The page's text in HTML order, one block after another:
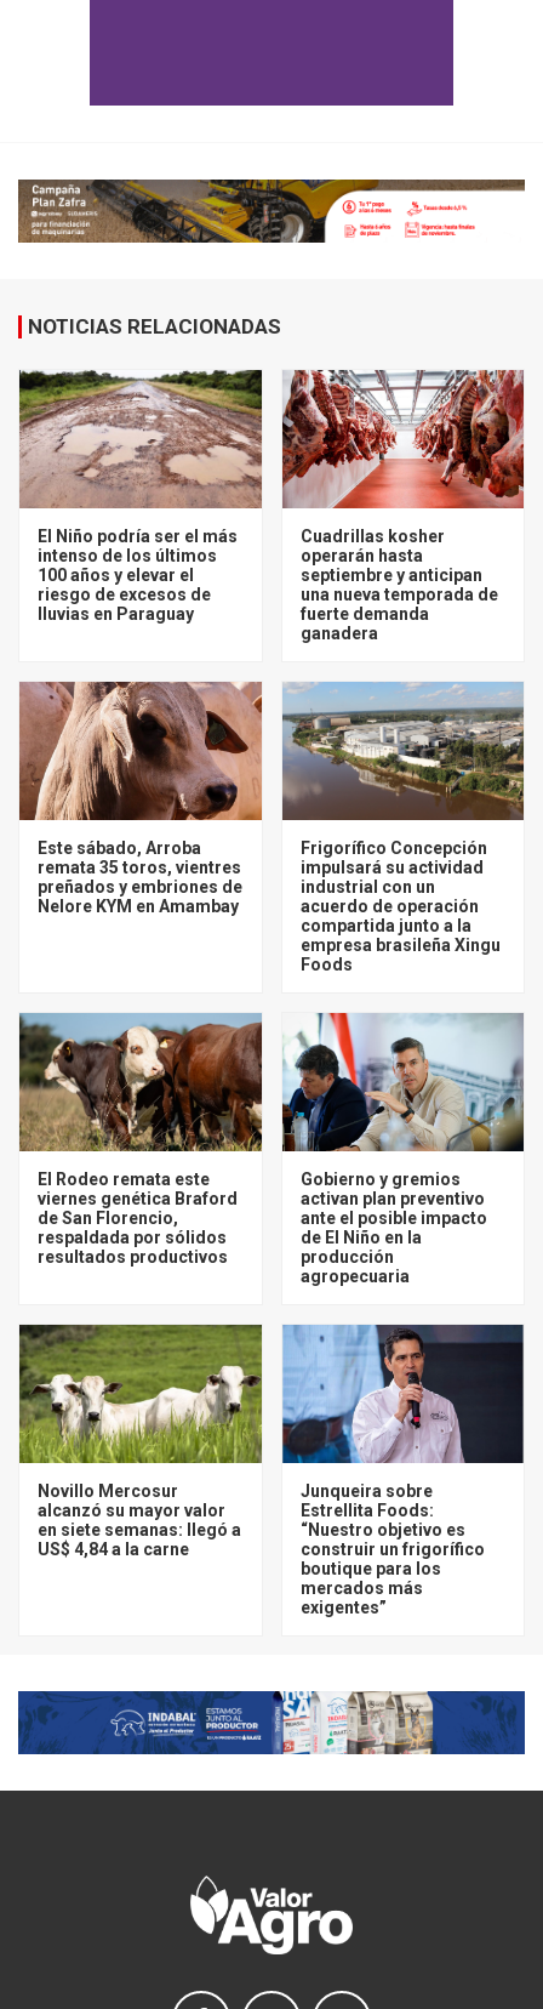
NOTICIAS RELACIONADAS
El Niño podría ser el más
intenso de los últimos
100 años y elevar el
riesgo de excesos de
lluvias en Paraguay
Cuadrillas kosher
operarán hasta
septiembre y anticipan
una nueva temporada de
fuerte demanda
ganadera
Este sábado, Arroba
remata 35 toros, vientres
preñados y embriones de
Nelore KYM en Amambay
Frigorífico Concepción
impulsará su actividad
industrial con un
acuerdo de operación
compartida junto a la
empresa brasileña Xingu
Foods
El Rodeo remata este
viernes genética Braford
de San Florencio,
respaldada por sólidos
resultados productivos
Gobierno y gremios
activan plan preventivo
ante el posible impacto
de El Niño en la
producción
agropecuaria
Novillo Mercosur
alcanzó su mayor valor
en siete semanas: llegó a
US$ 4,84 a la carne
Junqueira sobre
Estrellita Foods:
“Nuestro objetivo es
construir un frigorífico
boutique para los
mercados más
exigentes”